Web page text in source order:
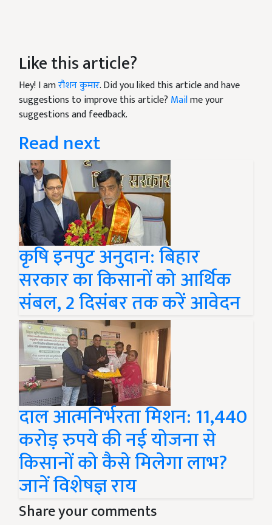
Like this article?
Hey! I amरौशन कुमार. Did you liked this article and have
suggestions to improve this article? Mailme your
suggestions and feedback.
Read next
कृषि इनपुट अनुदान: बिहार
सरकार का किसानों को आर्थिक
संबल, 2 दिसंबर तक करें आवेदन
दाल आत्मनिर्भरता मिशन: 11,440
करोड़ रुपये की नई योजना से
किसानों को कैसे मिलेगा लाभ?
जानें विशेषज्ञ राय
Share your comments